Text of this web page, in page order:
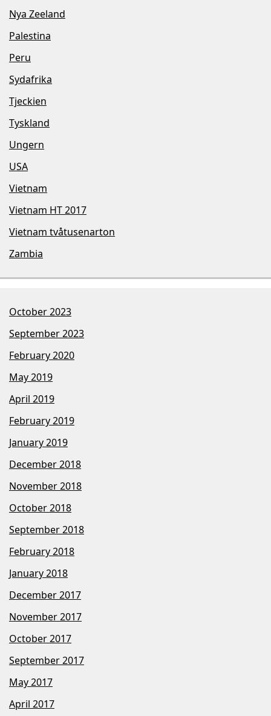
Nya Zeeland
Palestina
Peru
Sydafrika
Tjeckien
Tyskland
Ungern
USA
Vietnam
Vietnam HT 2017
Vietnam tvåtusenarton
Zambia
October 2023
September 2023
February 2020
May 2019
April 2019
February 2019
January 2019
December 2018
November 2018
October 2018
September 2018
February 2018
January 2018
December 2017
November 2017
October 2017
September 2017
May 2017
April 2017